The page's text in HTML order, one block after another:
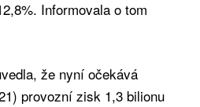
Informovala o tom
že nyní očekává
provozní zisk 1,3 bilionu